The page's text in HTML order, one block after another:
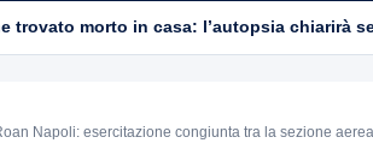
trovato morto in casa: l’autopsia chiarirà
Napoli: esercitazione congiunta tra la sezione